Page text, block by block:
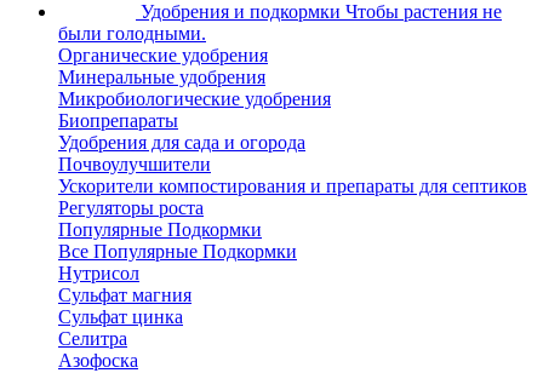
Удобрения и подкормки Чтобы растения не
были голодными.
Органические удобрения
Минеральные удобрения
Микробиологические удобрения
Биопрепараты
Удобрения для сада и огорода
Почвоулучшители
Ускорители компостирования и препараты для септиков
Регуляторы роста
Популярные Подкормки
Все Популярные Подкормки
Нутрисол
Сульфат магния
Сульфат цинка
Селитра
Азофоска